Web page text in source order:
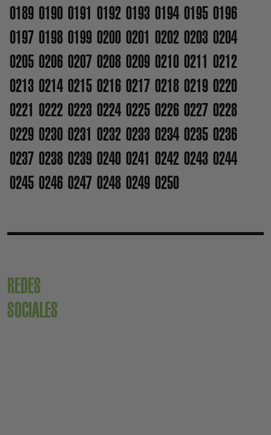
0189 0190 0191 0192 0193 0194 0195 0196
0197 0198 0199 0200 0201 0202 0203 0204
0205 0206 0207 0208 0209 0210 0211 0212
0213 0214 0215 0216 0217 0218 0219 0220
0221 0222 0223 0224 0225 0226 0227 0228
0229 0230 0231 0232 0233 0234 0235 0236
0237 0238 0239 0240 0241 0242 0243 0244
0245 0246 0247 0248 0249 0250
REDES
SOCIALES